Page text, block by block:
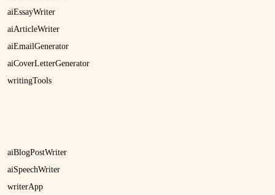
aiEssayWriter
aiArticleWriter
aiEmailGenerator
aiCoverLetterGenerator
writingTools
aiBlogPostWriter
aiSpeechWriter
writerApp